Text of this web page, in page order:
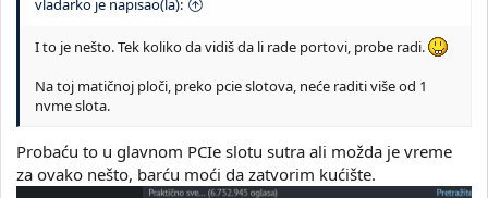
vladarko je napisao(la):
I to je nešto. Tek koliko da vidiš da li rade portovi, probe radi.
Na toj matičnoj ploči, preko pcie slotova, neće raditi više od 1
nvme slota.
Probaću to u glavnom PCIe slotu sutra ali možda je vreme
za ovako nešto, barću moći da zatvorim kućište.